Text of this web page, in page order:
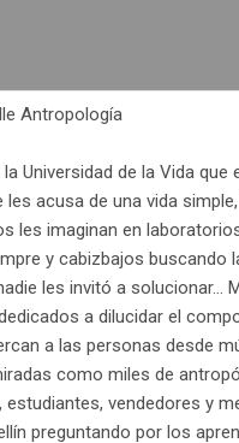
Antropología
Universidad de la Vida que
acusa de una vida
les imaginan en
y cabizbajos buscando
les invitó a solucionar...
a dilucidar el
a las personas desde
como miles de
vendedores y
preguntando por los